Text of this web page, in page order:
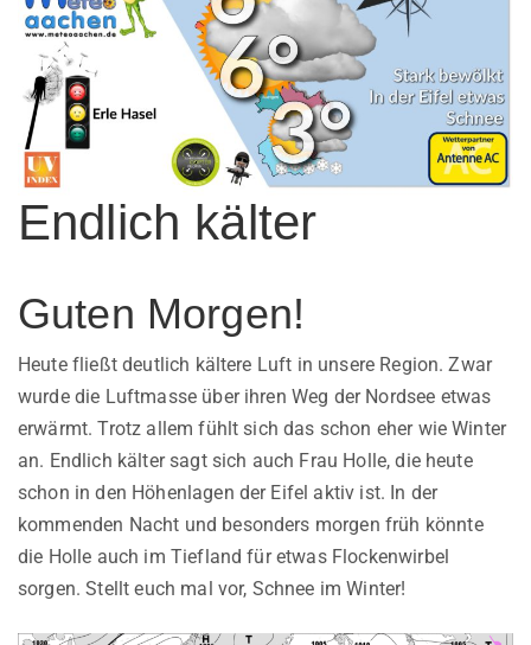
Endlich kälter
Guten Morgen!
Heute fließt deutlich kältere Luft in unsere Region. Zwar
wurde die Luftmasse über ihren Weg der Nordsee etwas
erwärmt. Trotz allem fühlt sich das schon eher wie Winter
an. Endlich kälter sagt sich auch Frau Holle, die heute
schon in den Höhenlagen der Eifel aktiv ist. In der
kommenden Nacht und besonders morgen früh könnte
die Holle auch im Tiefland für etwas Flockenwirbel
sorgen. Stellt euch mal vor, Schnee im Winter!